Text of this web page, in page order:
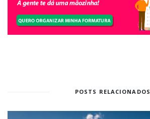
POSTS RELACIONADOS